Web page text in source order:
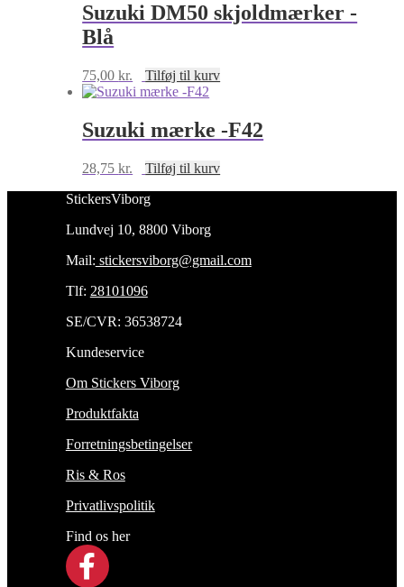
Suzuki DM50 skjoldmærker -
Blå
75,00kr. Tilføj til kurv
Suzuki mærke -F42
28,75kr.
Tilføj til kurv
StickersViborg
Lundvej 10, 8800 Viborg
Mail: stickersviborg@gmail.com
Tlf: 28101096
SE/CVR: 36538724
Kundeservice
Om Stickers Viborg
Produktfakta
Forretningsbetingelser
Ris & Ros
Privatlivspolitik
Find os her